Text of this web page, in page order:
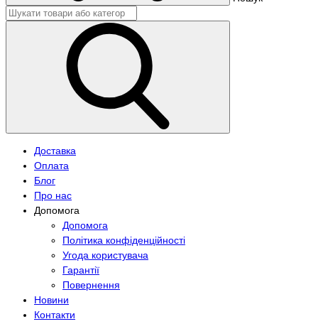
Доставка
Оплата
Блог
Про нас
Допомога
Допомога
Політика конфіденційності
Угода користувача
Гарантії
Повернення
Новини
Контакти